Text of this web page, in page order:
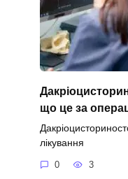
що це за
лікування
0 3